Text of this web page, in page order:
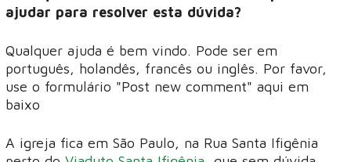
ajudar para resolver esta dúvida?
Qualquer ajuda é bem vindo. Pode ser em
português, holandês, francês ou inglês. Por favor,
use o formulário "Post new comment" aqui em
baixo
A igreja fica em São Paulo, na Rua Santa Ifigênia